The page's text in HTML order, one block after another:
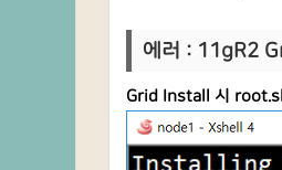
에러 : 11gR2
Grid Install 시